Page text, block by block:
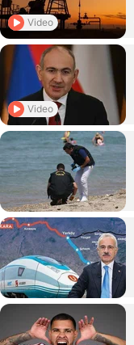
Video
Video